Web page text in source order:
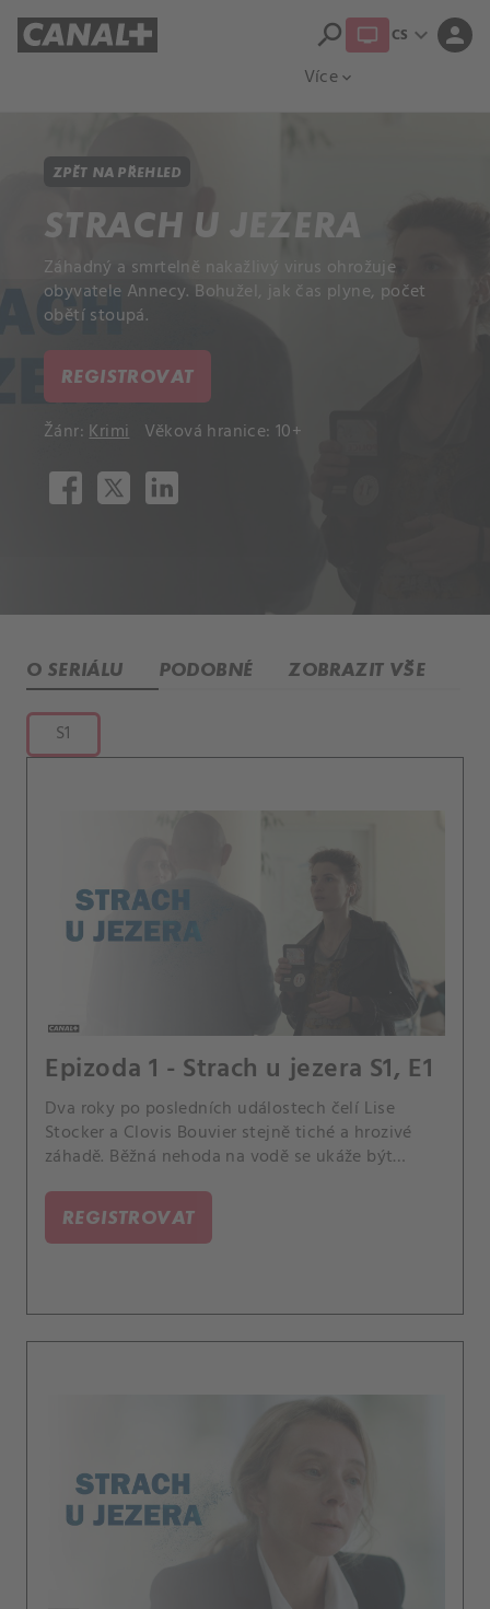
Více expand_more
search CS expand_more person
ZPĚT NA PŘEHLED
STRACH U JEZERA
Záhadný a smrtelně nakažlivý virus ohrožuje
obyvatele Annecy. Bohužel, jak čas plyne, počet
obětí stoupá.
REGISTROVAT
Žánr:Krimi Věková hranice: 10+
O SERIÁLU PODOBNÉ ZOBRAZIT VŠE
S1
Epizoda 1 - Strach u jezera S1, E1
Dva roky po posledních událostech čelí Lise
Stocker a Clovis Bouvier stejně tiché a hrozivé
záhadě. Běžná nehoda na vodě se ukáže být
REGISTROVAT